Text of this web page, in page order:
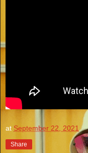
at September 22, 2021
Share